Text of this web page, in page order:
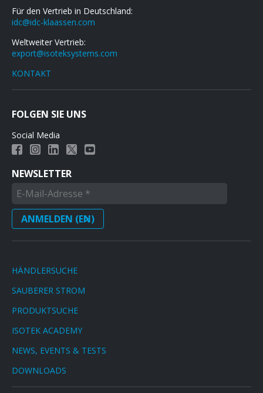
Für den Vertrieb in Deutschland:
idc@idc-klaassen.com
Weltweiter Vertrieb:
export@isoteksystems.com
KONTAKT
FOLGEN SIE UNS
Social Media
NEWSLETTER
HÄNDLERSUCHE
SAUBERER STROM
PRODUKTSUCHE
ISOTEK ACADEMY
NEWS, EVENTS & TESTS
DOWNLOADS